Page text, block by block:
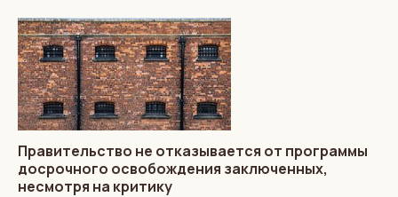
Правительство не отказывается от программы
досрочного освобождения заключенных,
несмотря на критику